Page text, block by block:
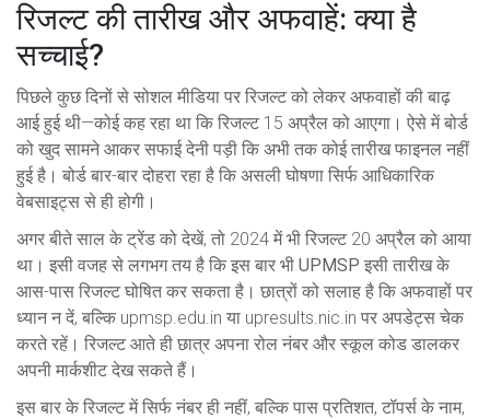
रिजल्ट की तारीख और अफवाहें: क्या है
सच्चाई?
पिछले कुछ दिनों से सोशल मीडिया पर रिजल्ट को लेकर अफवाहों की बाढ़
आई हुई थी—कोई कह रहा था कि रिजल्ट 15 अप्रैल को आएगा। ऐसे में बोर्ड
को खुद सामने आकर सफाई देनी पड़ी कि अभी तक कोई तारीख फाइनल नहीं
हुई है। बोर्ड बार-बार दोहरा रहा है कि असली घोषणा सिर्फ आधिकारिक
वेबसाइट्स से ही होगी।
अगर बीते साल के ट्रेंड को देखें, तो 2024 में भी रिजल्ट 20 अप्रैल को आया
था। इसी वजह से लगभग तय है कि इस बार भी UPMSP इसी तारीख के
आस-पास रिजल्ट घोषित कर सकता है। छात्रों को सलाह है कि अफवाहों पर
ध्यान न दें, बल्कि upmsp.edu.in या upresults.nic.in पर अपडेट्स चेक
करते रहें। रिजल्ट आते ही छात्र अपना रोल नंबर और स्कूल कोड डालकर
अपनी मार्कशीट देख सकते हैं।
इस बार के रिजल्ट में सिर्फ नंबर ही नहीं, बल्कि पास प्रतिशत, टॉपर्स के नाम,